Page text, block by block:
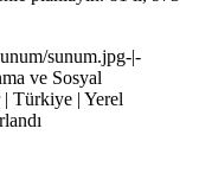
sunum.jpg-|-
ve Sosyal
| Türkiye | Yerel